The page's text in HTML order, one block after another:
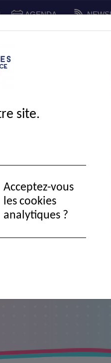
AGENDA
VIE SPORT ET
de la ville
site.
Acceptez-vous
les cookies
analytiques ?